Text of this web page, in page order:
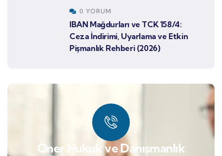
0 YORUM
IBAN Mağdurları ve TCK 158/4:
Ceza İndirimi, Uyarlama ve Etkin
Pişmanlık Rehberi (2026)
Öner Hukuk ve Danışmanlık